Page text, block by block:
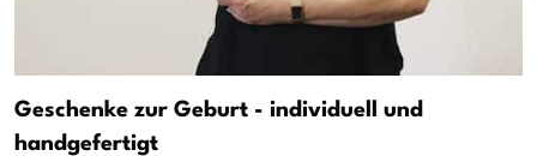
Geschenke zur Geburt - individuell und
handgefertigt